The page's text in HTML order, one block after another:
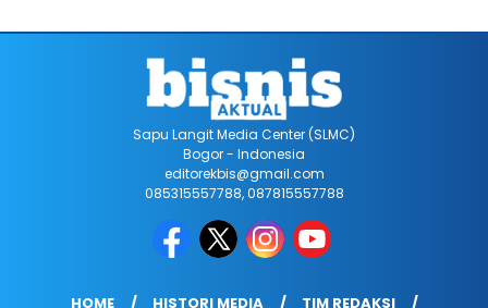
Sapu Langit Media Center (SLMC)
Bogor - Indonesia
editorekbis@gmail.com
085315557788, 087815557788
HOME HISTORI MEDIA TIM REDAKSI